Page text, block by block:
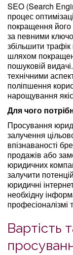
SEO (Search
процес
покращення
за певними
збільшити
шляхом
пошуковій
технічними
поліпшення
нарощування
Для чого
Просування
залучення
впізнаваності
продажів або
юридичних
залучити
юридичні
необхідну
професіоналізмі
Вартість